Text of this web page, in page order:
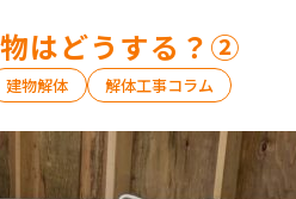
はどうする？②
建物解体 解体工事コラム